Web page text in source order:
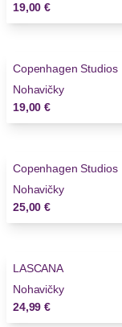
19,00 €
Copenhagen Studios
Nohavičky
19,00 €
Copenhagen Studios
Nohavičky
25,00 €
LASCANA
Nohavičky
24,99 €